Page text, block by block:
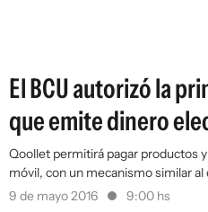
El BCU autorizó la
que emite dinero
Qoollet permitirá pagar productos
móvil, con un mecanismo similar
9 de mayo 2016
9:00 hs